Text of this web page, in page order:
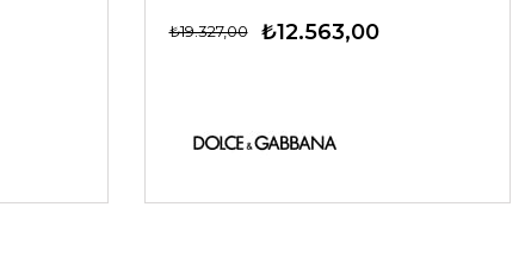
₺12.563,00
₺19.327,00